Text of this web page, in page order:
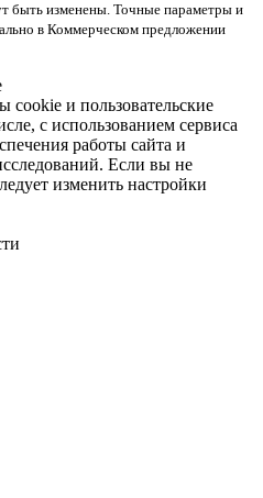
быть изменены. Точные параметры и
в Коммерческом предложении
cookie и пользовательские
с использованием сервиса
работы сайта и
Если вы не
изменить настройки